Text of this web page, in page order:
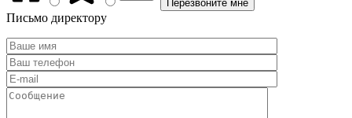
Письмо директору